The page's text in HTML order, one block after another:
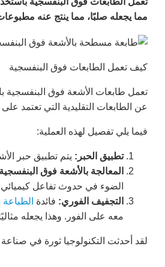
مما يجعله صلبًا، مما ينتج عنه
كيف تعمل الطابعات فوق البنفسجية
تعمل طابعات الأشعة فوق البنفسجية
عن الطابعات التقليدية التي تعتمد على
فيما يلي تفصيل لهذه العملية:
تطبيق الحبر: يتم تطبيق حبر
المعالجة بالأشعة فوق
الضوء في حدوث تفاعل كيميائي
التجفيف الفوري: فائدة
معه على الفور. وهذا يجعله
لقد أحدثت التكنولوجيا ثورة في